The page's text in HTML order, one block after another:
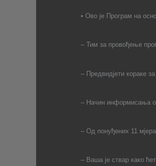
• Ово је Програм на
– Тим за провођење
– Предвидјети кораке
– Начин информисања
– Од понуђених 11
– Ваша је ствар како